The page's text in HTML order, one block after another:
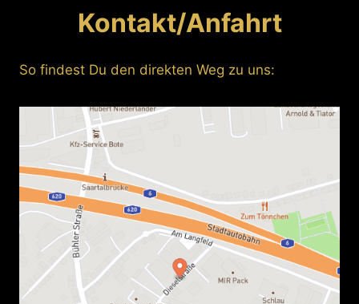
Kontakt/Anfahrt
So findest Du den direkten Weg zu uns: